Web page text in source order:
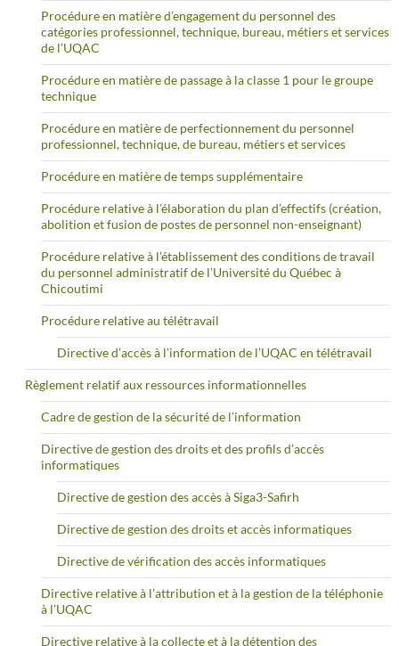
Procédure en matière d’engagement du personnel des
catégories professionnel, technique, bureau, métiers et services
de l’UQAC
Procédure en matière de passage à la classe 1 pour le groupe
technique
Procédure en matière de perfectionnement du personnel
professionnel, technique, de bureau, métiers et services
Procédure en matière de temps supplémentaire
Procédure relative à l’élaboration du plan d’effectifs (création,
abolition et fusion de postes de personnel non-enseignant)
Procédure relative à l’établissement des conditions de travail
du personnel administratif de l’Université du Québec à
Chicoutimi
Procédure relative au télétravail
Directive d’accès à l’information de l’UQAC en télétravail
Règlement relatif aux ressources informationnelles
Cadre de gestion de la sécurité de l’information
Directive de gestion des droits et des profils d’accès
informatiques
Directive de gestion des accès à Siga3-Safirh
Directive de gestion des droits et accès informatiques
Directive de vérification des accès informatiques
Directive relative à l’attribution et à la gestion de la téléphonie
à l’UQAC
Directive relative à la collecte et à la détention des